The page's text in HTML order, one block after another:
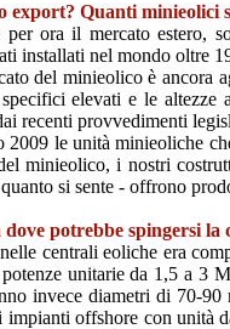
Quanti minieolici
ora il mercato
installati nel mondo oltre
del minieolico è ancora
elevati e le
recenti provvedimenti
le unità minieoliche
minieolico, i nostri
si sente - offrono
potrebbe spingersi
centrali eoliche era
unitarie da 1,5 a
invece diametri di 70-
offshore con unità